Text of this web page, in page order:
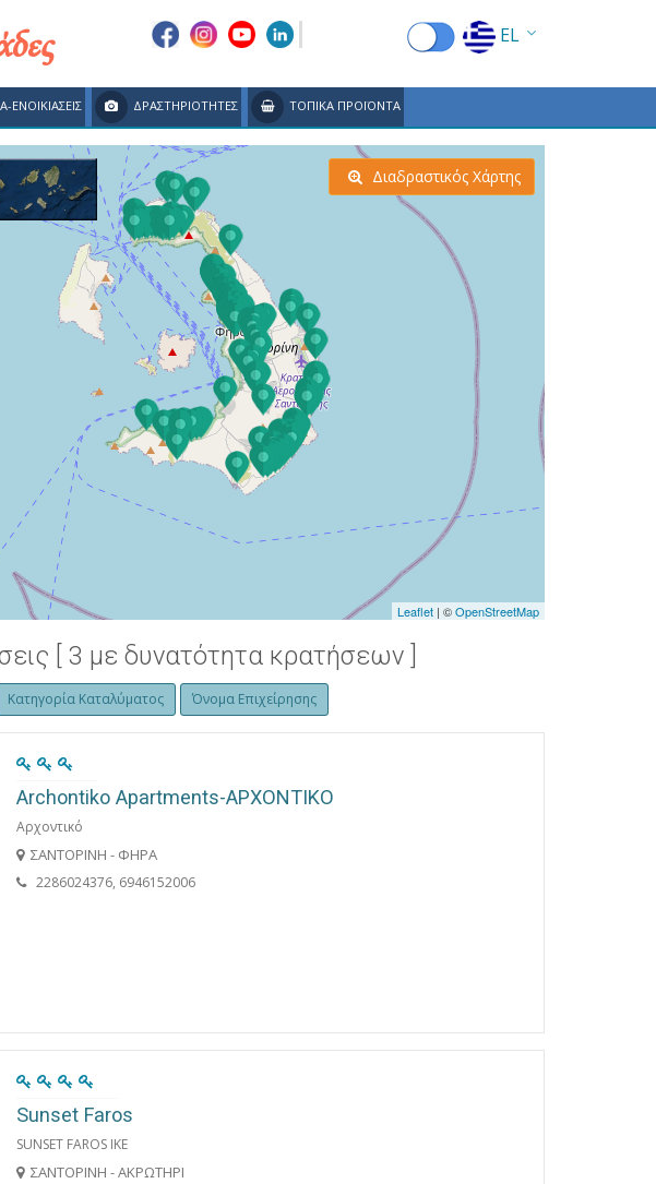
EL
EN
FR
DE
ΕΝΟΙΚΙΑΣΕΙΣ ΔΡΑΣΤΗΡΙΟΤΗΤΕΣ ΤΟΠΙΚΑ ΠΡΟΪΟΝΤΑ
Leaflet | ©OpenStreetMap
Διαδραστικός Χάρτης
[ 3 με δυνατότητα κρατήσεων ]
Κατηγορία Καταλύματος Όνομα Επιχείρησης
Archontiko Apartments-ΑΡΧΟΝΤΙΚΟ
Αρχοντικό
ΣΑΝΤΟΡΙΝΗ - ΦΗΡΑ
2286024376, 6946152006
Sunset Faros
SUNSET FAROS ΙΚΕ
ΣΑΝΤΟΡΙΝΗ - ΑΚΡΩΤΗΡΙ